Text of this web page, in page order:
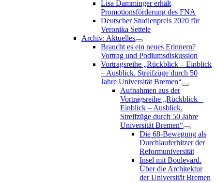
Lisa Damminger erhält
Promotionsförderung des FNA
Deutscher Studienpreis 2020 für
Veronika Settele
Archiv: Aktuelles
Braucht es ein neues Erinnern?
Vortrag und Podiumsdiskussion
Vortragsreihe „Rückblick – Einblick
– Ausblick. Streifzüge durch 50
Jahre Universität Bremen“
Aufnahmen aus der
Vortragsreihe „Rückblick –
Einblick – Ausblick.
Streifzüge durch 50 Jahre
Universität Bremen“
Die 68-Bewegung als
Durchlauferhitzer der
Reformuniversität
Insel mit Boulevard.
Über die Architektur
der Universität Bremen